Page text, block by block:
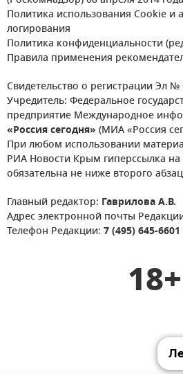
Политика использования Cookie и
логирования
Политика конфиденциальности
Правила применения
Свидетельство о регистрации Эл
Учредитель: Федеральное
предприятие Международное
«Россия сегодня» (МИА «Россия
При любом использовании
РИА Новости Крым гиперссылка
обязательна не ниже второго
Главный редактор: Гаврилова А.В.
Адрес электронной почты
Телефон Редакции: 7 (495) 645-6601
18+